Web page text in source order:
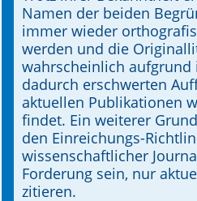
Kongresskalender
Namen der beiden
immer wieder
werden und die
wahrscheinlich aufgrund
dadurch erschwerten
aktuellen Publikationen
findet. Ein weiterer
den Einreichungs-
wissenschaftlicher
Forderung sein, nur
zitieren.